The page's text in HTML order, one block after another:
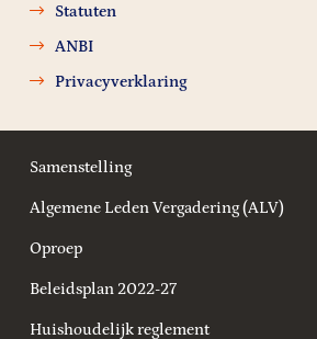
Statuten
ANBI
Privacyverklaring
Samenstelling
Algemene Leden Vergadering (ALV)
Oproep
Beleidsplan 2022-27
Huishoudelijk reglement